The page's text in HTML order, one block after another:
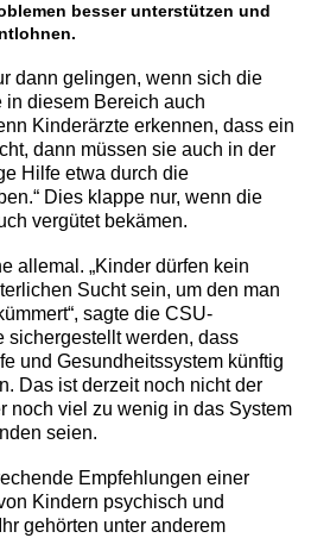
besser unterstützen und
dann gelingen, wenn sich die
in diesem Bereich auch
Kinderärzte erkennen, dass ein
dann müssen sie auch in der
Hilfe etwa durch die
Dies klappe nur, wenn die
vergütet bekämen.
allemal. „Kinder dürfen kein
Sucht sein, um den man
sagte die CSU-
sichergestellt werden, dass
und Gesundheitssystem künftig
Das ist derzeit noch nicht der
noch viel zu wenig in das System
seien.
Empfehlungen einer
Kindern psychisch und
gehörten unter anderem